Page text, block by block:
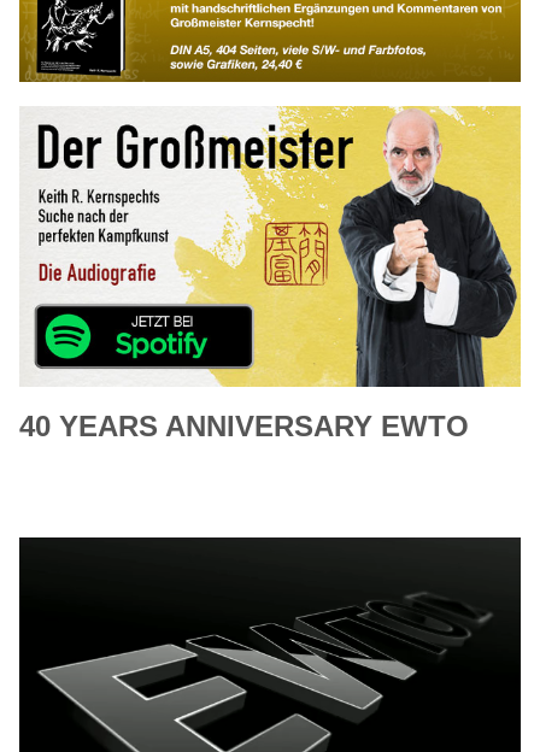
40 YEARS ANNIVERSARY EWTO